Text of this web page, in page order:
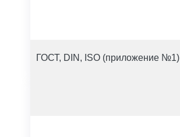
ГОСТ, DIN, ISO (приложение №1)